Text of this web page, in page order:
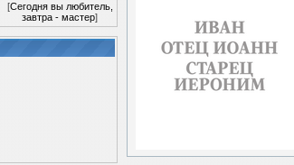
[Сегодня вы любитель,
завтра - мастер]